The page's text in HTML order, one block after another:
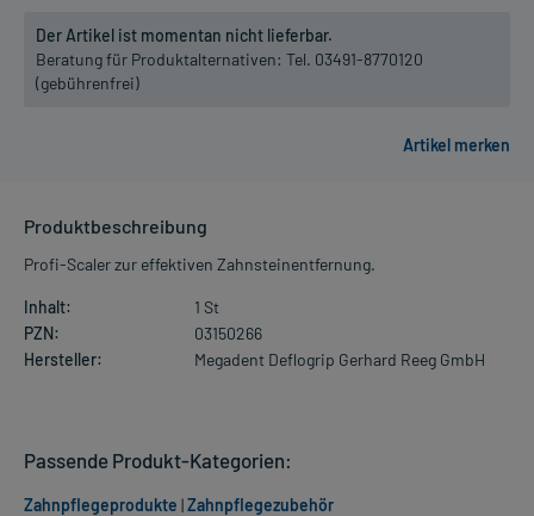
Der Artikel ist momentan nicht lieferbar.
Beratung für Produktalternativen: Tel. 03491-8770120
(gebührenfrei)
Produktbeschreibung
Profi-Scaler zur effektiven Zahnsteinentfernung.
Inhalt:
1 St
PZN:
03150266
Hersteller:
Megadent Deflogrip Gerhard Reeg GmbH
Passende Produkt-Kategorien:
Zahnpflegeprodukte |Zahnpflegezubehör